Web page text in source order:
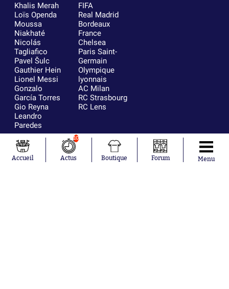
Khalis Merah
Loïs Openda
Moussa
Niakhaté
Nicolás
Tagliafico
Pavel Šulc
Gauthier Hein
Lionel Messi
Gonzalo
García Torres
Gio Reyna
Leandro
Paredes
FIFA
Real Madrid
Bordeaux
France
Chelsea
Paris Saint-
Germain
Olympique
lyonnais
AC Milan
RC Strasbourg
RC Lens
Accueil
10
Actus Boutique Forum Menu